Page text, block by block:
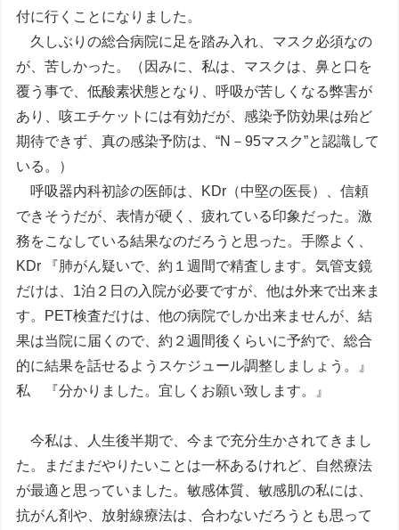
付に行くことになりました。
久しぶりの総合病院に足を踏み入れ、マスク必須なの
が、苦しかった。（因みに、私は、マスクは、鼻と口を
覆う事で、低酸素状態となり、呼吸が苦しくなる弊害が
あり、咳エチケットには有効だが、感染予防効果は殆ど
期待できず、真の感染予防は、“N－95マスク”と認識して
いる。）
呼吸器内科初診の医師は、KDr（中堅の医長）、信頼
できそうだが、表情が硬く、疲れている印象だった。激
務をこなしている結果なのだろうと思った。手際よく、
KDr 『肺がん疑いで、約１週間で精査します。気管支鏡
だけは、1泊２日の入院が必要ですが、他は外来で出来ま
す。PET検査だけは、他の病院でしか出来ませんが、結
果は当院に届くので、約２週間後くらいに予約で、総合
的に結果を話せるようスケジュール調整しましょう。』
私 『分かりました。宜しくお願い致します。』
今私は、人生後半期で、今まで充分生かされてきまし
た。まだまだやりたいことは一杯あるけれど、自然療法
が最適と思っていました。敏感体質、敏感肌の私には、
抗がん剤や、放射線療法は、合わないだろうとも思って